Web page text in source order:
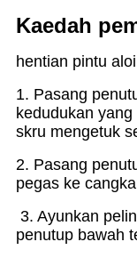
Kaedah
hentian pintu
1. Pasang
kedudukan
skru mengetuk
2. Pasang
pegas ke
3. Ayunkan
penutup bawah